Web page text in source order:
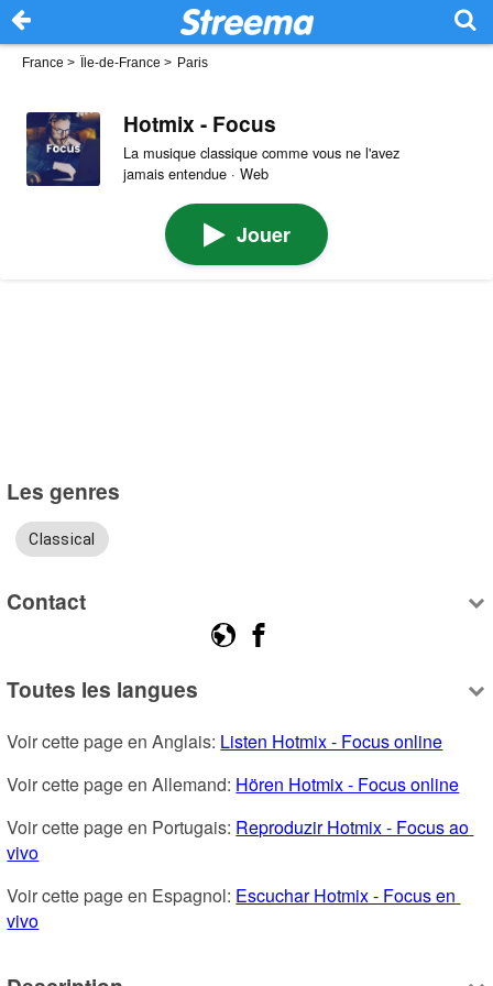
France > Île-de-France > Paris
Hotmix - Focus
La musique classique comme vous ne l'avez
jamais entendue · Web
Jouer
Les genres
Classical
Contact
Toutes les langues
Voir cette page en Anglais: Listen Hotmix - Focus online
Voir cette page en Allemand: Hören Hotmix - Focus online
Voir cette page en Portugais: Reproduzir Hotmix - Focus ao
vivo
Voir cette page en Espagnol: Escuchar Hotmix - Focus en
vivo